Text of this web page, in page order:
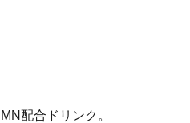
配合ドリンク。